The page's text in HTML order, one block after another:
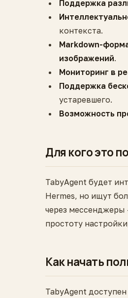
Поддержка
контекста.
Markdown-
изображений.
Мониторинг в
Поддержка
устаревшего.
Возможность
Для кого это
TabyAgent будет
Hermes, но ищут
через мессенджеры
простоту
Как начать
TabyAgent